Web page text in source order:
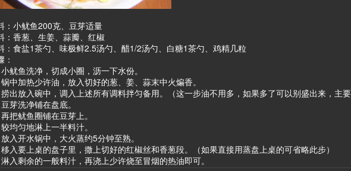
：小鱿鱼200克、豆芽适量
：香葱、生姜、蒜瓣、红椒
：食盐1茶勺、味极鲜2.5汤勺、醋1/2汤勺、白糖1茶勺、鸡精几粒
：
鱿鱼洗净，切成小圈，沥一下水份。
中加热少许油，放入切好的葱、姜、蒜末中火煸香。
出放入碗中，调入上述所有调料拌匀备用。（这一步油不用多，如果多了可以别盛出来，主
芽洗净铺在盘底。
把鱿鱼圈铺在豆芽上。
均匀地淋上一半料汁。
入开水锅中，大火蒸约5分钟至熟。
入要上桌的盘子里，撒上切好的红椒丝和香葱段。（如果直接用蒸盘上桌的可省略此步）
入剩余的一般料汁，再浇上少许烧至冒烟的热油即可。